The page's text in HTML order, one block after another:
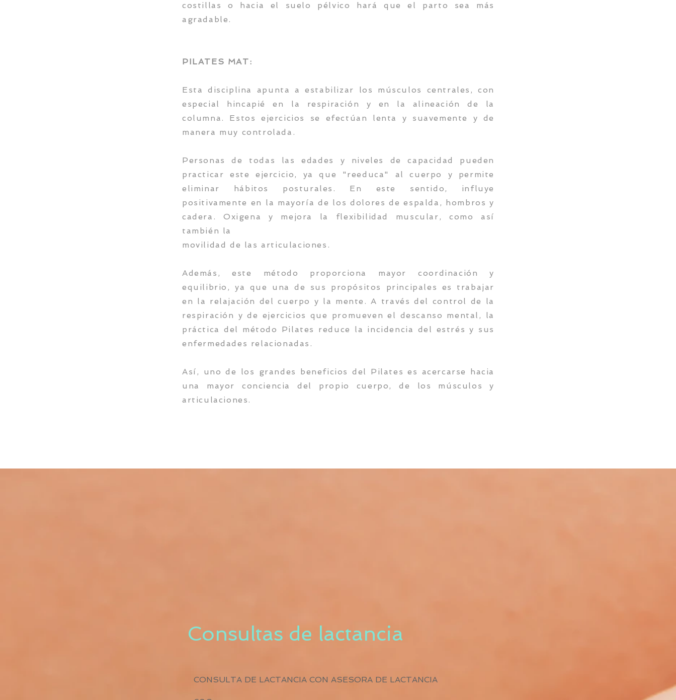
costillas o hacia el suelo pélvico hará que el parto sea más
agradable.
PILATES MAT:
Esta disciplina apunta a estabilizar los músculos centrales, con
especial hincapié en la respiración y en la alineación de la
columna. Estos ejercicios se efectúan lenta y suavemente y de
manera muy controlada.
Personas de todas las edades y niveles de capacidad pueden
practicar este ejercicio, ya que "reeduca" al cuerpo y permite
eliminar hábitos posturales. En este sentido, influye
positivamente en la mayoría de los dolores de espalda, hombros y
cadera. Oxigena y mejora la flexibilidad muscular, como así
también la
movilidad de las articulaciones.
Además, este método proporciona mayor coordinación y
equilibrio, ya que una de sus propósitos principales es trabajar
en la relajación del cuerpo y la mente. A través del control de la
respiración y de ejercicios que promueven el descanso mental, la
práctica del método Pilates reduce la incidencia del estrés y sus
enfermedades relacionadas.
Así, uno de los grandes beneficios del Pilates es acercarse hacia
una mayor conciencia del propio cuerpo, de los músculos y
articulaciones.
Consultas de lactancia
CONSULTA DE LACTANCIA CON ASESORA DE LACTANCIA